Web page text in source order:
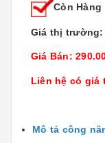
Còn Hàng
Giá thị trường:
Giá Bán:
Liên hệ có giá
Mô tả công